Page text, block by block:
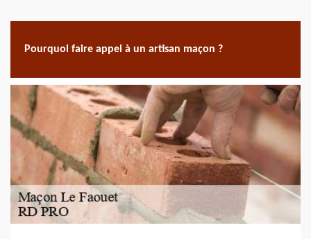
Pourquoi faire appel à un artisan maçon ?